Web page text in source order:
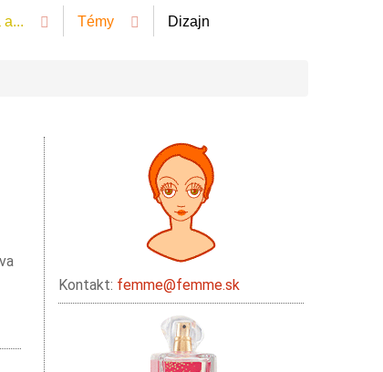
a... Témy Dizajn
Kontakt: femme@femme.sk